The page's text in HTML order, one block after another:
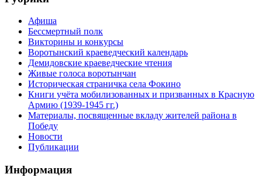
Афиша
Бессмертный полк
Викторины и конкурсы
Воротынский краеведческий календарь
Демидовские краеведческие чтения
Живые голоса воротынчан
Историческая страничка села Фокино
Книги учёта мобилизованных и призванных в Красную
Армию (1939-1945 гг.)
Материалы, посвященные вкладу жителей района в
Победу
Новости
Публикации
Информация